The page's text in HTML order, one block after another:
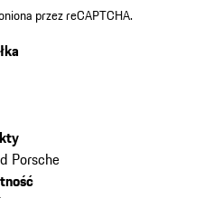
przez reCAPTCHA.
Porsche